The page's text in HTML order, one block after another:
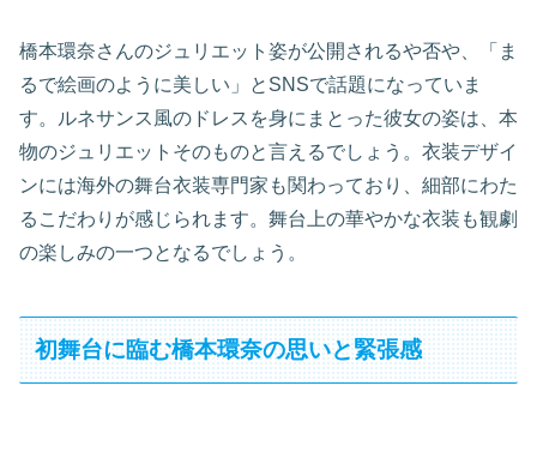
橋本環奈さんのジュリエット姿が公開されるや否や、「ま
るで絵画のように美しい」とSNSで話題になっていま
す。ルネサンス風のドレスを身にまとった彼女の姿は、本
物のジュリエットそのものと言えるでしょう。衣装デザイ
ンには海外の舞台衣装専門家も関わっており、細部にわた
るこだわりが感じられます。舞台上の華やかな衣装も観劇
の楽しみの一つとなるでしょう。
初舞台に臨む橋本環奈の思いと緊張感